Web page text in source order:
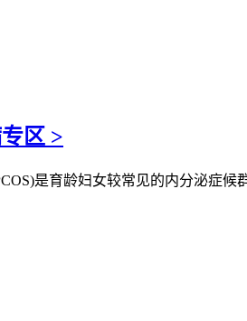
区 >
是育龄妇女较常见的内分泌症